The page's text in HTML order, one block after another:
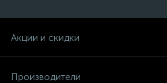
Акции и скидки
Производители